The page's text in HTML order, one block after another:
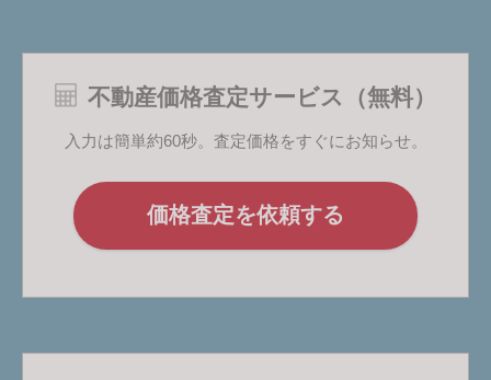
不動産価格査定サービス（無料）
入力は簡単約60秒。査定価格をすぐにお知らせ。
価格査定を依頼する